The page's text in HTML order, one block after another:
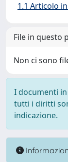
1.1 Articolo
File in questo
Non ci sono
I documenti
tutti i diritti
indicazione.